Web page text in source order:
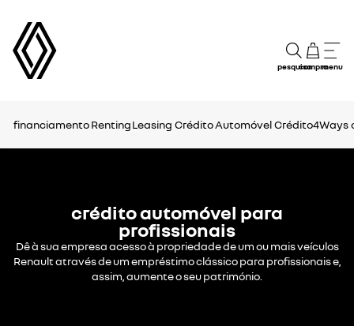
pesquisacompramenu
financiamentoRentingLeasing Crédito Automóvel Crédito4Ways
crédito automóvel para
profissionais
Dê à sua empresa acesso à propriedade de um ou mais veículos
Renault através de um empréstimo clássico para profissionais e,
assim, aumente o seu património.